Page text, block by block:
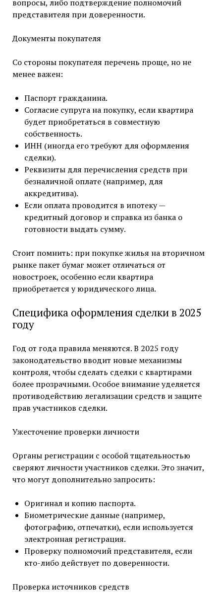
вопросы, либо подтверждение полномочий
представителя при доверенности.
Документы покупателя
Со стороны покупателя перечень проще, но не
менее важен:
Паспорт гражданина.
Согласие супруга на покупку, если квартира
будет приобретаться в совместную
собственность.
ИНН (иногда его требуют для оформления
сделки).
Реквизиты для перечисления средств при
безналичной оплате (например, для
аккредитива).
Если оплата проводится в ипотеку —
кредитный договор и справка из банка о
готовности выдать сумму.
Стоит помнить: при покупке жилья на вторичном
рынке пакет бумаг может отличаться от
новостроек, особенно если квартира
приобретается у юридического лица.
Специфика оформления сделки в 2025
году
Год от года правила меняются. В 2025 году
законодательство вводит новые механизмы
контроля, чтобы сделать сделки с квартирами
более прозрачными. Особое внимание уделяется
противодействию легализации средств и защите
прав участников сделки.
Ужесточение проверки личности
Органы регистрации с особой тщательностью
сверяют личности участников сделки. Это значит,
что могут дополнительно запросить:
Оригинал и копию паспорта.
Биометрические данные (например,
фотографию, отпечатки), если используется
электронная регистрация.
Проверку полномочий представителя, если
кто-либо действует по доверенности.
Проверка источников средств